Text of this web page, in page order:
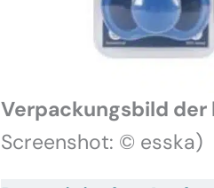
Verpackungsbild
Screenshot: © esska)